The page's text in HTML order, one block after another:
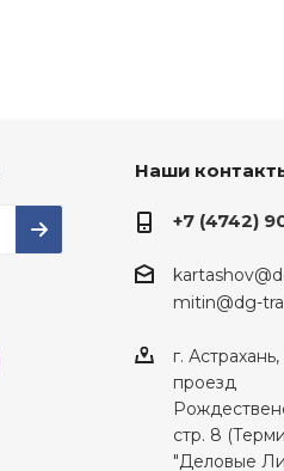
Наши
+7 (4742)
mitin@dg-
г. Астрахань,
проезд
стр. 8
"Деловые